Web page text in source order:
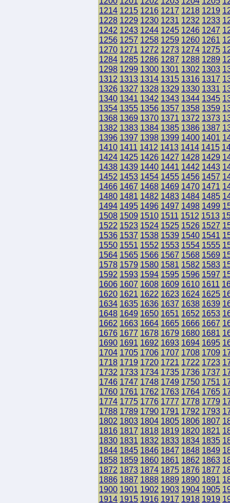
1214 1215 1216 1217 1218 1219
1228 1229 1230 1231 1232 1233
1242 1243 1244 1245 1246 1247
1256 1257 1258 1259 1260 1261
1270 1271 1272 1273 1274 1275
1284 1285 1286 1287 1288 1289
1298 1299 1300 1301 1302 1303
1312 1313 1314 1315 1316 1317
1326 1327 1328 1329 1330 1331
1340 1341 1342 1343 1344 1345
1354 1355 1356 1357 1358 1359
1368 1369 1370 1371 1372 1373
1382 1383 1384 1385 1386 1387
1396 1397 1398 1399 1400 1401
1410 1411 1412 1413 1414 1415
1424 1425 1426 1427 1428 1429
1438 1439 1440 1441 1442 1443
1452 1453 1454 1455 1456 1457
1466 1467 1468 1469 1470 1471
1480 1481 1482 1483 1484 1485
1494 1495 1496 1497 1498 1499
1508 1509 1510 1511 1512 1513
1522 1523 1524 1525 1526 1527
1536 1537 1538 1539 1540 1541
1550 1551 1552 1553 1554 1555
1564 1565 1566 1567 1568 1569
1578 1579 1580 1581 1582 1583
1592 1593 1594 1595 1596 1597
1606 1607 1608 1609 1610 1611
1620 1621 1622 1623 1624 1625
1634 1635 1636 1637 1638 1639
1648 1649 1650 1651 1652 1653
1662 1663 1664 1665 1666 1667
1676 1677 1678 1679 1680 1681
1690 1691 1692 1693 1694 1695
1704 1705 1706 1707 1708 1709
1718 1719 1720 1721 1722 1723
1732 1733 1734 1735 1736 1737
1746 1747 1748 1749 1750 1751
1760 1761 1762 1763 1764 1765
1774 1775 1776 1777 1778 1779
1788 1789 1790 1791 1792 1793
1802 1803 1804 1805 1806 1807
1816 1817 1818 1819 1820 1821
1830 1831 1832 1833 1834 1835
1844 1845 1846 1847 1848 1849
1858 1859 1860 1861 1862 1863
1872 1873 1874 1875 1876 1877
1886 1887 1888 1889 1890 1891
1900 1901 1902 1903 1904 1905
1914 1915 1916 1917 1918 1919